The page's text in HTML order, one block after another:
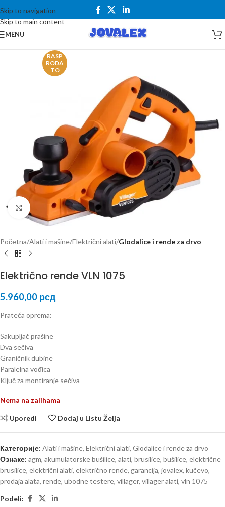
Skip to navigation
Skip to main content
MENU
RASP
RODA
TO
Kliknite za uvećanje
Početna Alati i mašine Električni alati Glodalice i rende za drvo
Električno rende VLN 1075
5.960,00 рсд
Prateća oprema:
Sakupljač prašine
Dva sečiva
Graničnik dubine
Paralelna vođica
Ključ za montiranje sečiva
Nema na zalihama
Uporedi Dodaj u Listu Želja
Категорије: Alati i mašine, Električni alati, Glodalice i rende za drvo
Ознаке: agm, akumulatorske bušilice, alati, brusilice, bušilice, električne
brusilice, električni alati, električno rende, garancija, jovalex, kučevo,
prodaja alata, rende, ubodne testere, villager, villager alati, vln 1075
Podeli: